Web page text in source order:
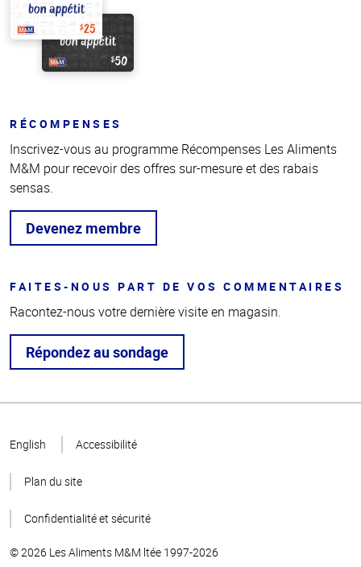
RÉCOMPENSES
Inscrivez-vous au programme Récompenses Les Aliments
M&M pour recevoir des offres sur-mesure et des rabais
sensas.
Devenez membre
FAITES-NOUS PART DE VOS COMMENTAIRES
Racontez-nous votre dernière visite en magasin.
Répondez au sondage
page
English Accessibilité
Plan du site
Confidentialité et sécurité
© 2026 Les Aliments M&M ltée 1997-2026